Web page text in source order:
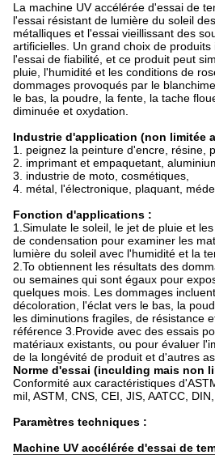
La machine UV accélérée d'essai de
l'essai résistant de lumière du soleil
métalliques et l'essai vieillissant des
artificielles. Un grand choix de
l'essai de fiabilité, et ce produit peut
pluie, l'humidité et les conditions de
dommages provoqués par le
le bas, la poudre, la fente, la tache
diminuée et oxydation.
Industrie d'application (non limitée
1. peignez la peinture d'encre, résine,
2. imprimant et empaquetant,
3. industrie de moto, cosmétiques,
4. métal, l'électronique, plaquant,
Fonction d'applications :
1.Simulate le soleil, le jet de pluie et
de condensation pour examiner les
lumière du soleil avec l'humidité et la
2.To obtiennent les résultats des
ou semaines qui sont égaux pour
quelques mois. Les dommages
décoloration, l'éclat vers le bas, la
les diminutions fragiles, de résistance
référence 3.Provide avec des essais
matériaux existants, ou pour évaluer
de la longévité de produit et d'autres
Norme d'essai (inculding mais non
Conformité aux caractéristiques
mil, ASTM, CNS, CEI, JIS, AATCC,
Paramètres techniques :
Machine UV accélérée d'essai de